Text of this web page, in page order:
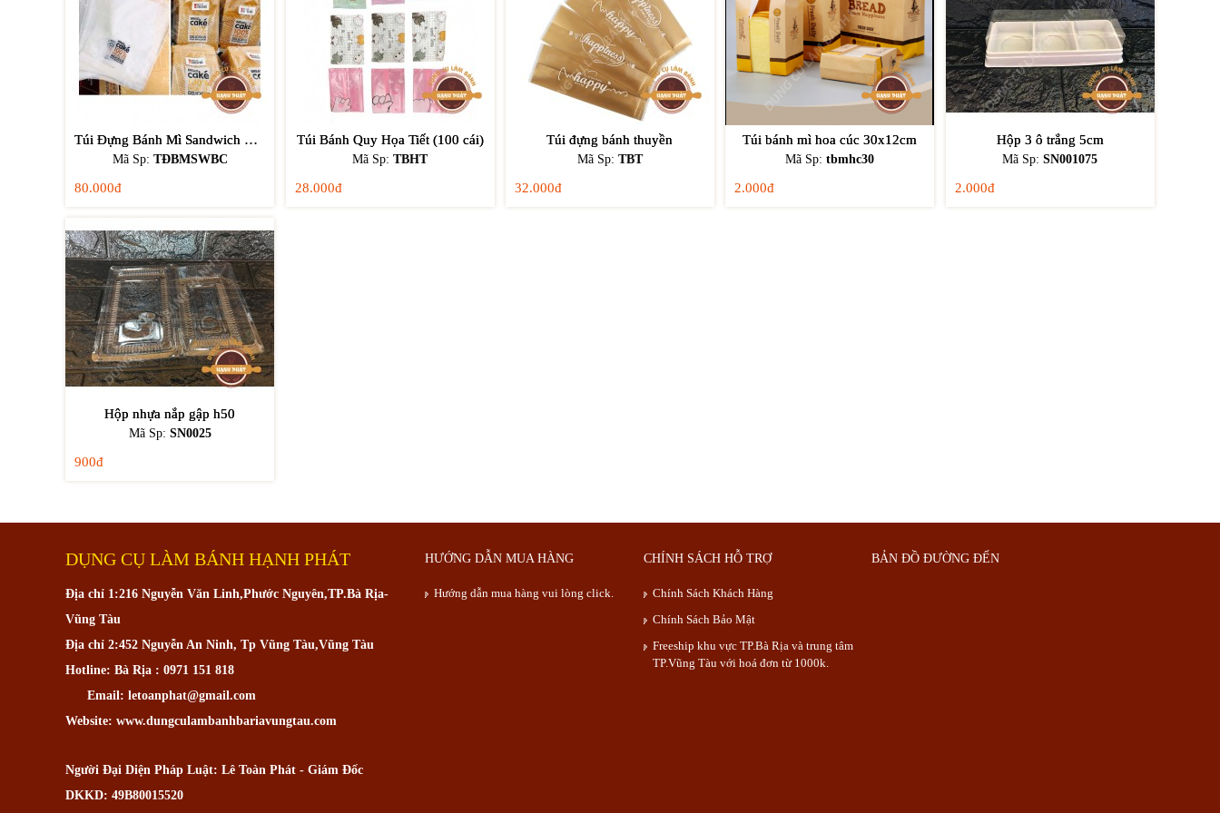
Túi Đựng Bánh Mì Sandwich Bread Cake 100% Healthy
Mã Sp: TĐBMSWBC
80.000đ
Túi Bánh Quy Họa Tiết (100 cái)
Mã Sp:TBHT
28.000đ
Túi đựng bánh thuyền
Mã Sp: TBT
32.000đ
Túi bánh mì hoa cúc 30x12cm
Mã Sp:tbmhc30
2.000đ
Hộp 3 ô trắng 5cm
Mã Sp:SN001075
2.000đ
Hộp nhựa nắp gập h50
Mã Sp: SN0025
900đ
DỤNG CỤ LÀM BÁNH HẠNH PHÁT
Địa chỉ 1:216 Nguyễn Văn Linh,Phước Nguyên,TP.Bà Rịa-
Vũng Tàu
Địa chỉ 2:452 Nguyễn An Ninh, Tp Vũng Tàu,Vũng Tàu
Hotline: Bà Rịa : 0971 151 818
Email: letoanphat@gmail.com
Website: www.dungculambanhbariavungtau.com
Người Đại Diện Pháp Luật: Lê Toàn Phát - Giám Đốc
DKKD: 49B80015520
HƯỚNG DẪN MUA HÀNG
Hướng dẫn mua hàng vui lòng click.
CHÍNH SÁCH HỖ TRỢ
Chính Sách Khách Hàng
Chính Sách Bảo Mật
Freeship khu vực TP.Bà Rịa và trung tâm
TP.Vũng Tàu với hoá đơn từ 1000k.
BẢN ĐỒ ĐƯỜNG ĐẾN